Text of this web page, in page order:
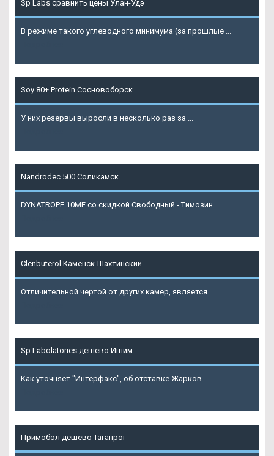
Sp Labs сравнить цены Улан-Удэ
В режиме такого углеводного минимума (за прошлые ...
Soy 80+ Protein Сосновоборск
У них резервы выросли в несколько раз за ...
Nandrodec 500 Соликамск
DYNATROPE 10ME со скидкой Свободный - Tимозин ...
Clenbuterol Каменск-Шахтинский
Отличительной чертой от других камер, является ...
Sp Labolatories дешево Ишим
Как уточняет "Интерфакс", об отставке Жарков ...
Примобол дешево Таганрог